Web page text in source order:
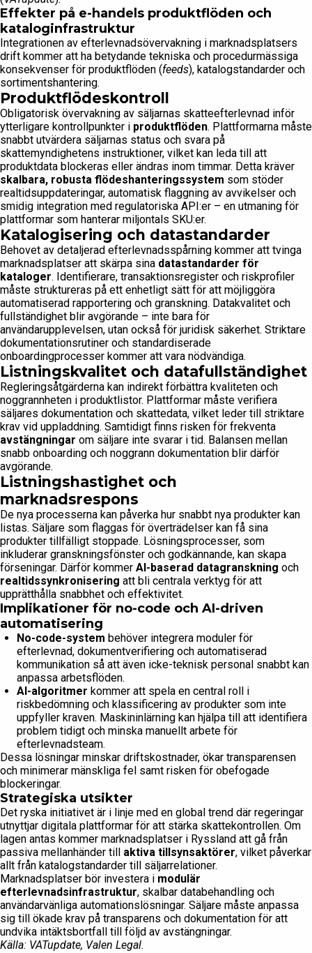
Effekter på e-handels produktflöden och
kataloginfrastruktur
Integrationen av efterlevnadsövervakning i marknadsplatsers
drift kommer att ha betydande tekniska och procedurmässiga
konsekvenser för produktflöden (feeds), katalogstandarder och
sortimentshantering.
Produktflödeskontroll
Obligatorisk övervakning av säljarnas skatteefterlevnad inför
ytterligare kontrollpunkter i produktflöden. Plattformarna måste
snabbt utvärdera säljarnas status och svara på
skattemyndighetens instruktioner, vilket kan leda till att
produktdata blockeras eller ändras inom timmar. Detta kräver
skalbara, robusta flödeshanteringssystem som stöder
realtidsuppdateringar, automatisk flaggning av avvikelser och
smidig integration med regulatoriska API:er – en utmaning för
plattformar som hanterar miljontals SKU:er.
Katalogisering och datastandarder
Behovet av detaljerad efterlevnadsspårning kommer att tvinga
marknadsplatser att skärpa sina datastandarder för
kataloger. Identifierare, transaktionsregister och riskprofiler
måste struktureras på ett enhetligt sätt för att möjliggöra
automatiserad rapportering och granskning. Datakvalitet och
fullständighet blir avgörande – inte bara för
användarupplevelsen, utan också för juridisk säkerhet. Striktare
dokumentationsrutiner och standardiserade
onboardingprocesser kommer att vara nödvändiga.
Listningskvalitet och datafullständighet
Regleringsåtgärderna kan indirekt förbättra kvaliteten och
noggrannheten i produktlistor. Plattformar måste verifiera
säljares dokumentation och skattedata, vilket leder till striktare
krav vid uppladdning. Samtidigt finns risken för frekventa
avstängningar om säljare inte svarar i tid. Balansen mellan
snabb onboarding och noggrann dokumentation blir därför
avgörande.
Listningshastighet och
marknadsrespons
De nya processerna kan påverka hur snabbt nya produkter kan
listas. Säljare som flaggas för överträdelser kan få sina
produkter tillfälligt stoppade. Lösningsprocesser, som
inkluderar granskningsfönster och godkännande, kan skapa
förseningar. Därför kommer AI-baserad datagranskning och
realtidssynkronisering att bli centrala verktyg för att
upprätthålla snabbhet och effektivitet.
Implikationer för no-code och AI-driven
automatisering
No-code-system behöver integrera moduler för
efterlevnad, dokumentverifiering och automatiserad
kommunikation så att även icke-teknisk personal snabbt kan
anpassa arbetsflöden.
AI-algoritmer kommer att spela en central roll i
riskbedömning och klassificering av produkter som inte
uppfyller kraven. Maskininlärning kan hjälpa till att identifiera
problem tidigt och minska manuellt arbete för
efterlevnadsteam.
Dessa lösningar minskar driftskostnader, ökar transparensen
och minimerar mänskliga fel samt risken för obefogade
blockeringar.
Strategiska utsikter
Det ryska initiativet är i linje med en global trend där regeringar
utnyttjar digitala plattformar för att stärka skattekontrollen. Om
lagen antas kommer marknadsplatser i Ryssland att gå från
passiva mellanhänder till aktiva tillsynsaktörer, vilket påverkar
allt från katalogstandarder till säljarrelationer.
Marknadsplatser bör investera i modulär
efterlevnadsinfrastruktur, skalbar databehandling och
användarvänliga automationslösningar. Säljare måste anpassa
sig till ökade krav på transparens och dokumentation för att
undvika intäktsbortfall till följd av avstängningar.
Källa: VATupdate, Valen Legal.